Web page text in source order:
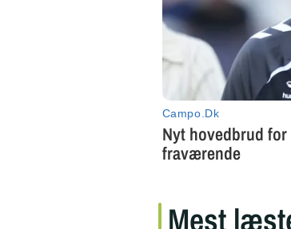
Mest